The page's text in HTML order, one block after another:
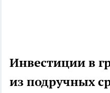
Инвестиции в
из подручных